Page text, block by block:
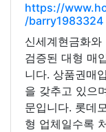
https://
/barry1983324
신세계현금화
검증된 대형 매
니다. 상품권매
을 갖추고 있으
문입니다. 롯데
형 업체일수록